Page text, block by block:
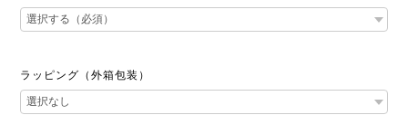
ラッピング（外箱包装）